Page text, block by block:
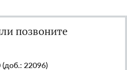
позвоните
22096)